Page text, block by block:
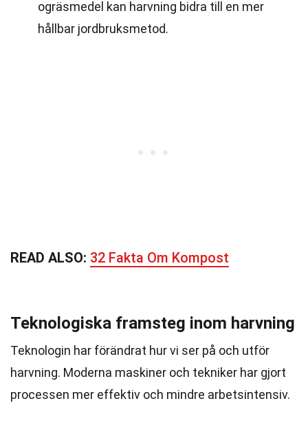
ogräsmedel kan harvning bidra till en mer
hållbar jordbruksmetod.
READ ALSO: 32 Fakta Om Kompost
Teknologiska framsteg inom harvning
Teknologin har förändrat hur vi ser på och utför
harvning. Moderna maskiner och tekniker har gjort
processen mer effektiv och mindre arbetsintensiv.